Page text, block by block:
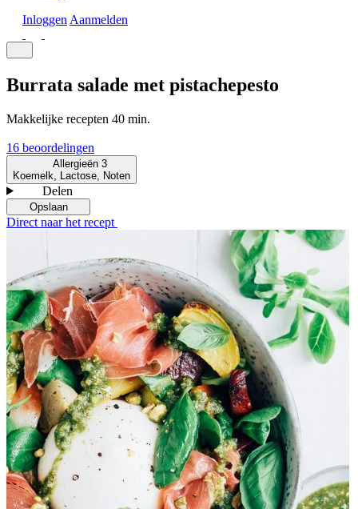
Inloggen Aanmelden
Burrata salade met pistachepesto
Makkelijke recepten 40 min.
16 beoordelingen
Allergieën 3
Koemelk, Lactose, Noten
Delen
Opslaan
Direct naar het recept